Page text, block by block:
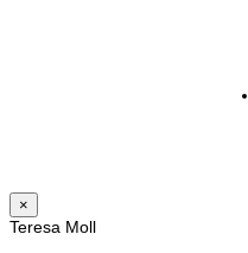
×
Teresa Moll